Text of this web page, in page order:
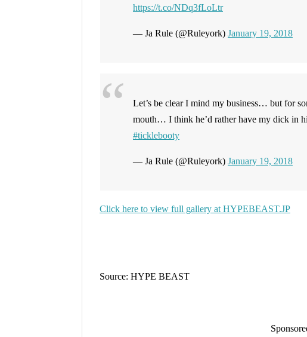
https://t.co/NDq3fLoLtr
— Ja Rule (@Ruleyork) January 19, 2018
Let’s be clear I mind my business… but for
mouth… I think he’d rather have my dick in
#ticklebooty
— Ja Rule (@Ruleyork) January 19, 2018
Click here to view full gallery at HYPEBEAST.JP
Source: HYPE BEAST